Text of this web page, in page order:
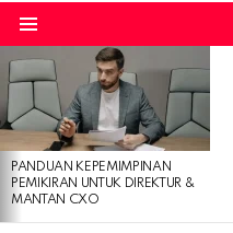
LATEST
STORIES
PANDUAN KEPEMIMPINAN
PEMIKIRAN UNTUK DIREKTUR &
MANTAN CXO